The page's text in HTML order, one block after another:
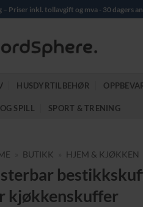
– Priser inkl. tollavgift og mva - 30 dagers
HUSDYRTILBEHØR
SPILL SPORT & TRENING
BUTIKK HJEM & KJØKKEN
kjøkkenskuffer